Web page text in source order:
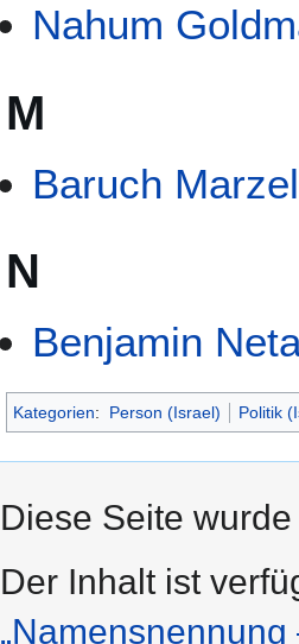
Nahum
M
Baruch Marzel
N
Benjamin
Kategorien: Person (Israel) Politik
Diese Seite
Der Inhalt ist